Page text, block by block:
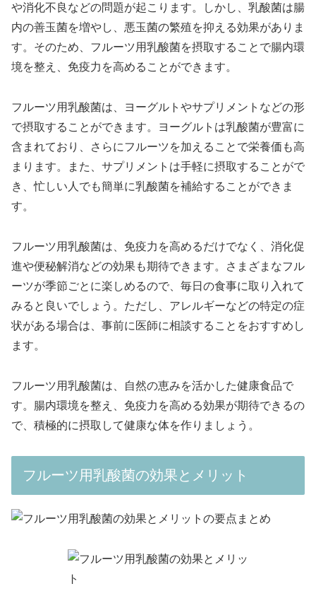
や消化不良などの問題が起こります。しかし、乳酸菌は腸
内の善玉菌を増やし、悪玉菌の繁殖を抑える効果がありま
す。そのため、フルーツ用乳酸菌を摂取することで腸内環
境を整え、免疫力を高めることができます。
フルーツ用乳酸菌は、ヨーグルトやサプリメントなどの形
で摂取することができます。ヨーグルトは乳酸菌が豊富に
含まれており、さらにフルーツを加えることで栄養価も高
まります。また、サプリメントは手軽に摂取することがで
き、忙しい人でも簡単に乳酸菌を補給することができま
す。
フルーツ用乳酸菌は、免疫力を高めるだけでなく、消化促
進や便秘解消などの効果も期待できます。さまざまなフル
ーツが季節ごとに楽しめるので、毎日の食事に取り入れて
みると良いでしょう。ただし、アレルギーなどの特定の症
状がある場合は、事前に医師に相談することをおすすめし
ます。
フルーツ用乳酸菌は、自然の恵みを活かした健康食品で
す。腸内環境を整え、免疫力を高める効果が期待できるの
で、積極的に摂取して健康な体を作りましょう。
フルーツ用乳酸菌の効果とメリット